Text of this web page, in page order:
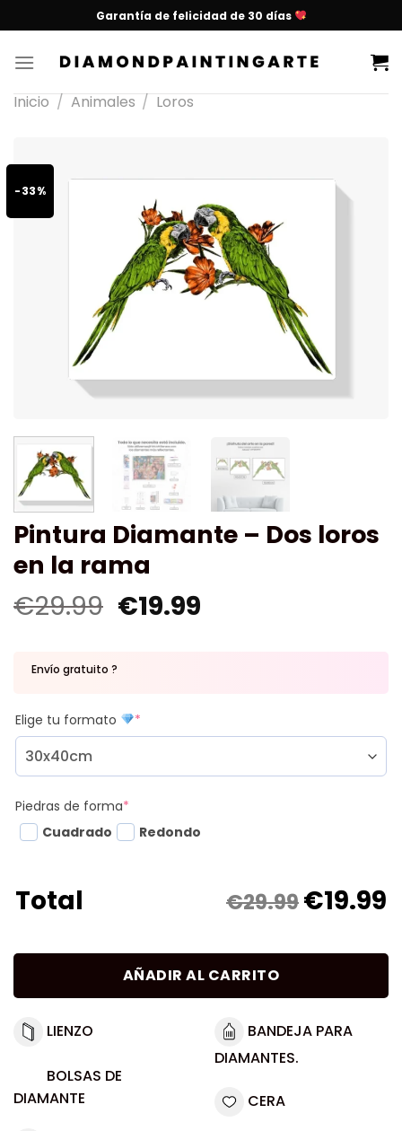
Garantía de felicidad de 30 días
Inicio / Animales / Loros
-33%
Pintura Diamante – Dos loros
en la rama
€29.99 €19.99
Envío gratuito ?
Elige tu formato *
Piedras de forma*
Cuadrado
Redondo
Total €29.99€19.99
AÑADIR AL CARRITO
LIENZO
BOLSAS DE
DIAMANTE
BANDEJA PARA
DIAMANTES.
CERA